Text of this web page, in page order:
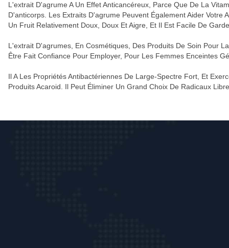
L'extrait D'agrume A Un Effet Anticancéreux, Parce Que De La
D'anticorps. Les Extraits D'agrume Peuvent Également Aider
Un Fruit Relativement Doux, Doux Et Aigre, Et Il Est Facile De
L'extrait D'agrumes, En Cosmétiques, Des Produits De Soin Pour
Être Fait Confiance Pour Employer, Pour Les Femmes Enceintes
Il A Les Propriétés Antibactériennes De Large-Spectre Fort, Et
Produits Acaroid. Il Peut Éliminer Un Grand Choix De Radicaux